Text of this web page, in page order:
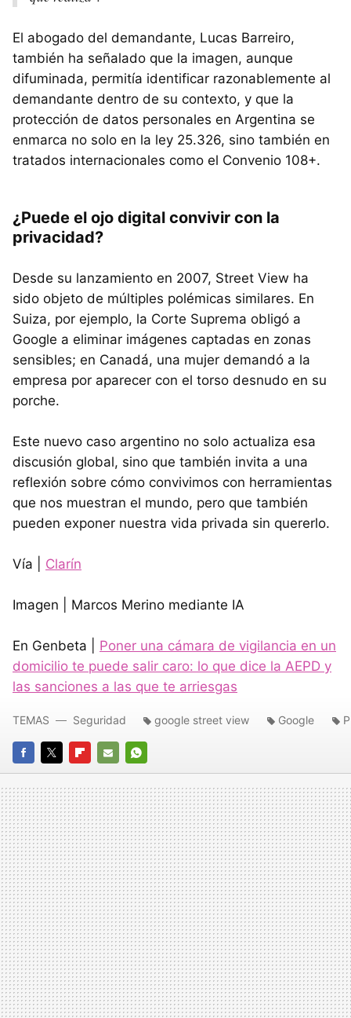
El abogado del demandante, Lucas Barreiro,
también ha señalado que la imagen, aunque
difuminada, permitía identificar razonablemente al
demandante dentro de su contexto, y que la
protección de datos personales en Argentina se
enmarca no solo en la ley 25.326, sino también en
tratados internacionales como el Convenio 108+.
¿Puede el ojo digital convivir con la
privacidad?
Desde su lanzamiento en 2007, Street View ha
sido objeto de múltiples polémicas similares. En
Suiza, por ejemplo, la Corte Suprema obligó a
Google a eliminar imágenes captadas en zonas
sensibles; en Canadá, una mujer demandó a la
empresa por aparecer con el torso desnudo en su
porche.
Este nuevo caso argentino no solo actualiza esa
discusión global, sino que también invita a una
reflexión sobre cómo convivimos con herramientas
que nos muestran el mundo, pero que también
pueden exponer nuestra vida privada sin quererlo.
Vía | Clarín
Imagen | Marcos Merino mediante IA
En Genbeta | Poner una cámara de vigilancia en un
domicilio te puede salir caro: lo que dice la AEPD y
las sanciones a las que te arriesgas
FACEBOOK
TWITTERFLIPBOARD
E-
MAIL
WHATSAPP
TEMAS Seguridad google street view Google